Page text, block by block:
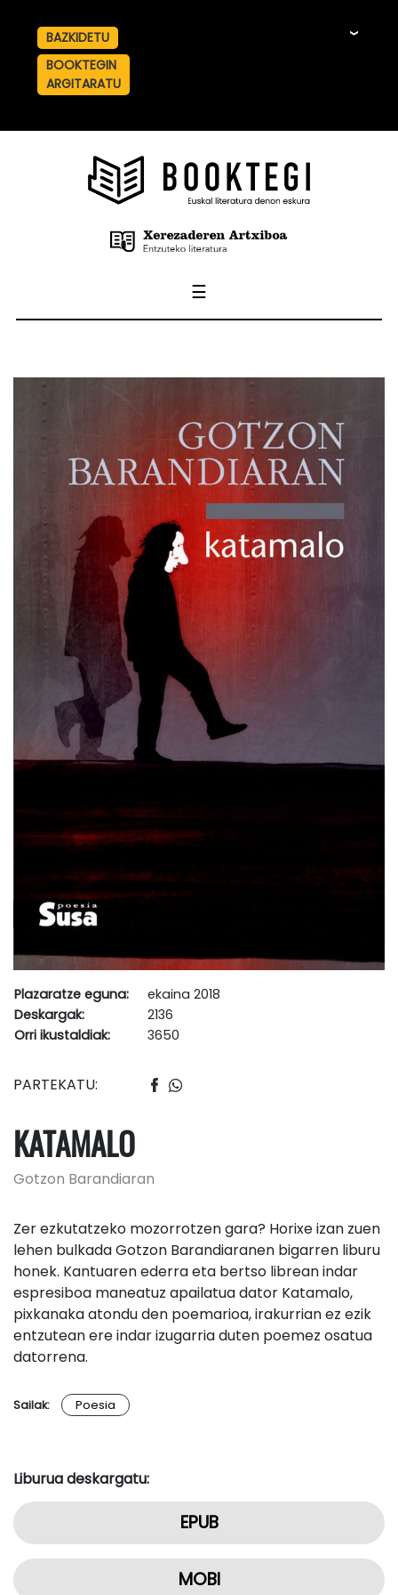
BAZKIDETU
BOOKTEGIN
ARGITARATU
☰
Plazaratze eguna:
ekaina 2018
Deskargak:
2136
Orri ikustaldiak:
3650
PARTEKATU:
KATAMALO
Gotzon Barandiaran
Zer ezkutatzeko mozorrotzen gara? Horixe izan zuen
lehen bulkada Gotzon Barandiaranen bigarren liburu
honek. Kantuaren ederra eta bertso librean indar
espresiboa maneatuz apailatua dator Katamalo,
pixkanaka atondu den poemarioa, irakurrian ez ezik
entzutean ere indar izugarria duten poemez osatua
datorrena.
Sailak: Poesia
Liburua deskargatu:
EPUB
MOBI